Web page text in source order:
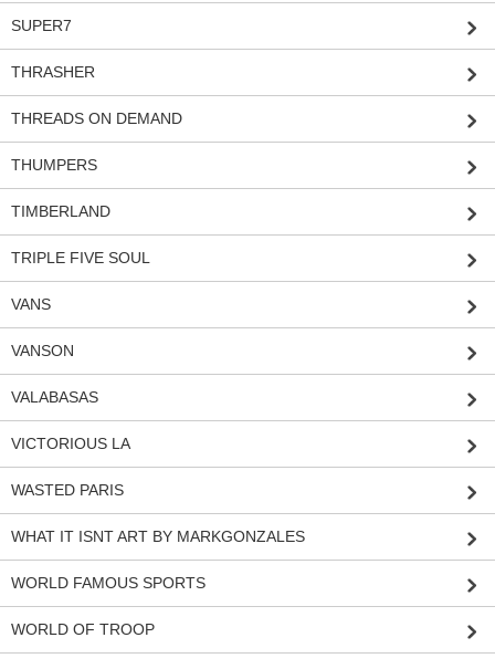
SUPER7
THRASHER
THREADS ON DEMAND
THUMPERS
TIMBERLAND
TRIPLE FIVE SOUL
VANS
VANSON
VALABASAS
VICTORIOUS LA
WASTED PARIS
WHAT IT ISNT ART BY MARKGONZALES
WORLD FAMOUS SPORTS
WORLD OF TROOP